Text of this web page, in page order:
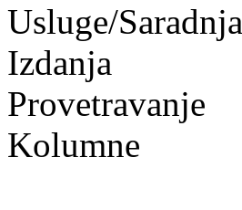
Usluge/Saradnja
Izdanja
Provetravanje
Kolumne